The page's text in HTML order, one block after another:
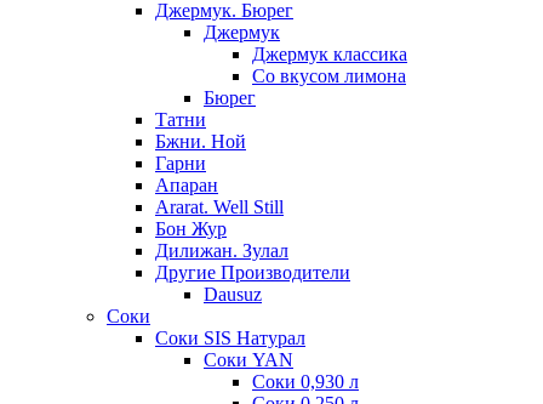
Джермук. Бюрег
Джермук
Джермук классика
Со вкусом лимона
Бюрег
Татни
Бжни. Ной
Гарни
Апаран
Ararat. Well Still
Бон Жур
Дилижан. Зулал
Другие Производители
Dausuz
Соки
Соки SIS Натурал
Соки YAN
Соки 0,930 л